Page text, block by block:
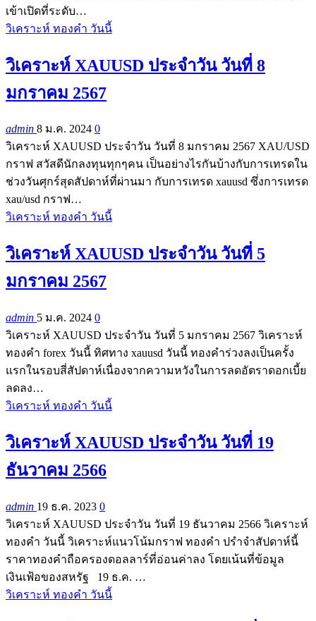
เข้าเปิดที่ระดับ…
วิเคราะห์ ทองคำ วันนี้
วิเคราะห์ XAUUSD ประจำวัน วันที่ 8
มกราคม 2567
admin 8 ม.ค. 2024 0
วิเคราะห์ XAUUSD ประจำวัน วันที่ 8 มกราคม 2567 XAU/USD
กราฟ สวัสดีนักลงทุนทุกๆคน เป็นอย่างไรกันบ้างกับการเทรดใน
ช่วงวันศุกร์สุดสัปดาห์ที่ผ่านมา กับการเทรด xauusd ซึ่งการเทรด
xau/usd กราฟ…
วิเคราะห์ ทองคำ วันนี้
วิเคราะห์ XAUUSD ประจำวัน วันที่ 5
มกราคม 2567
admin 5 ม.ค. 2024 0
วิเคราะห์ XAUUSD ประจำวัน วันที่ 5 มกราคม 2567 วิเคราะห์
ทองคำ forex วันนี้ ทิศทาง xauusd วันนี้ ทองคำร่วงลงเป็นครั้ง
แรกในรอบสี่สัปดาห์เนื่องจากความหวังในการลดอัตราดอกเบี้ย
ลดลง…
วิเคราะห์ ทองคำ วันนี้
วิเคราะห์ XAUUSD ประจำวัน วันที่ 19
ธันวาคม 2566
admin 19 ธ.ค. 2023 0
วิเคราะห์ XAUUSD ประจำวัน วันที่ 19 ธันวาคม 2566 วิเคราะห์
ทองคำ วันนี้ วิเคราะห์แนวโน้มกราฟ ทองคำ ปรำจำสัปดาห์นี้
ราคาทองคำถือครองดอลลาร์ที่อ่อนค่าลง โดยเน้นที่ข้อมูล
เงินเฟ้อของสหรัฐ 19 ธ.ค. …
วิเคราะห์ ทองคำ วันนี้